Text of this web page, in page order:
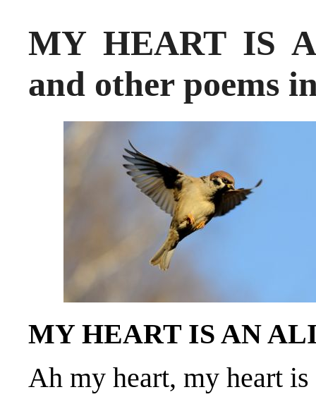
MY HEART IS
and other poems
MY HEART IS AN
Ah my heart, my heart